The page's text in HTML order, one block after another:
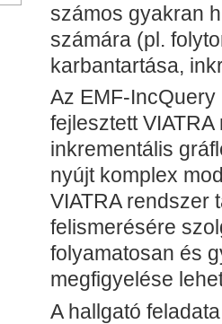
számos gyakran
számára (pl.
karbantartása,
Az EMF-
fejlesztett
inkrementális
nyújt komplex
VIATRA rendszer
felismerésére
folyamatosan és
megfigyelése
A hallgató